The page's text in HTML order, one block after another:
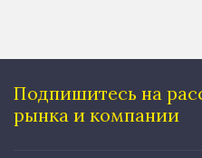
Подпишитесь на
рынка и компании